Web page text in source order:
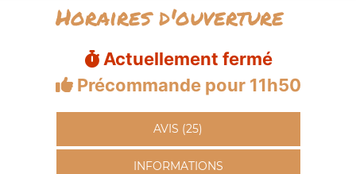
Horaires d'ouverture
Actuellement fermé
Précommande pour 11h50
AVIS (25)
INFORMATIONS